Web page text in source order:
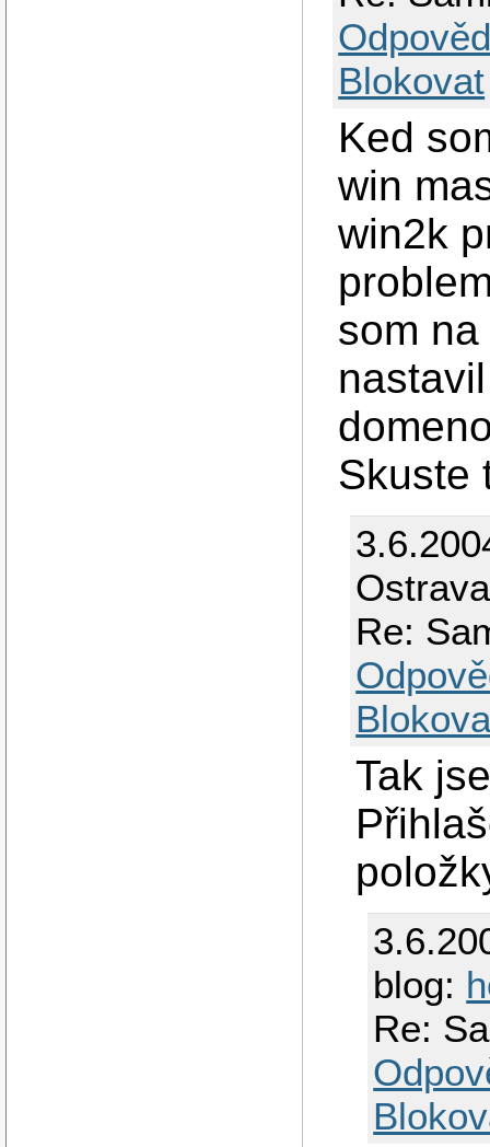
Blokovat
Ked
win
win2k
som
Skuste
Ostrava
Re:
Tak
blog:
Re: